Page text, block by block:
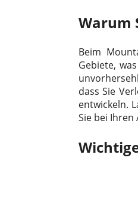
Warum
Beim
Gebiete,
dass Sie
entwickeln.
Sie bei